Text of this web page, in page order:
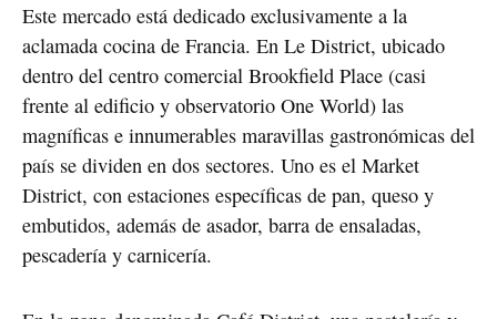
Este mercado está dedicado exclusivamente a la
aclamada cocina de Francia. En Le District, ubicado
dentro del centro comercial Brookfield Place (casi
frente al edificio y observatorio One World) las
magníficas e innumerables maravillas gastronómicas del
país se dividen en dos sectores. Uno es el Market
District, con estaciones específicas de pan, queso y
embutidos, además de asador, barra de ensaladas,
pescadería y carnicería.